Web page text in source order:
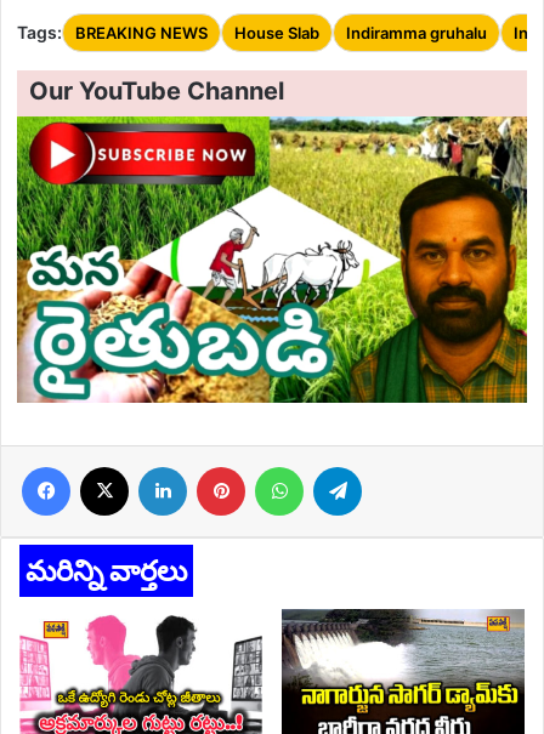
Tags: BREAKING NEWS House Slab Indiramma gruhalu
Our YouTube Channel
Facebook LinkedIn Pinterest WhatsApp
మరిన్ని వార్తలు